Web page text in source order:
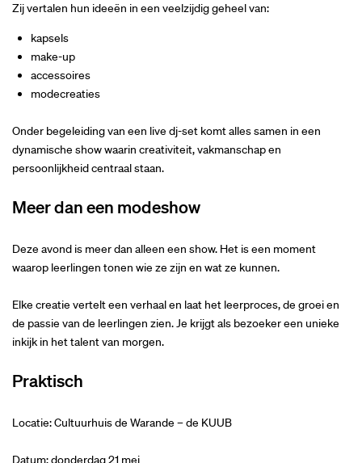
Zij vertalen hun ideeën in een veelzijdig geheel van:
kapsels
make-up
accessoires
modecreaties
Onder begeleiding van een live dj-set komt alles samen in een
dynamische show waarin creativiteit, vakmanschap en
persoonlijkheid centraal staan.
Meer dan een modeshow
Deze avond is meer dan alleen een show. Het is een moment
waarop leerlingen tonen wie ze zijn en wat ze kunnen.
Elke creatie vertelt een verhaal en laat het leerproces, de groei en
de passie van de leerlingen zien. Je krijgt als bezoeker een unieke
inkijk in het talent van morgen.
Praktisch
Locatie: Cultuurhuis de Warande – de KUUB
Datum: donderdag 21 mei